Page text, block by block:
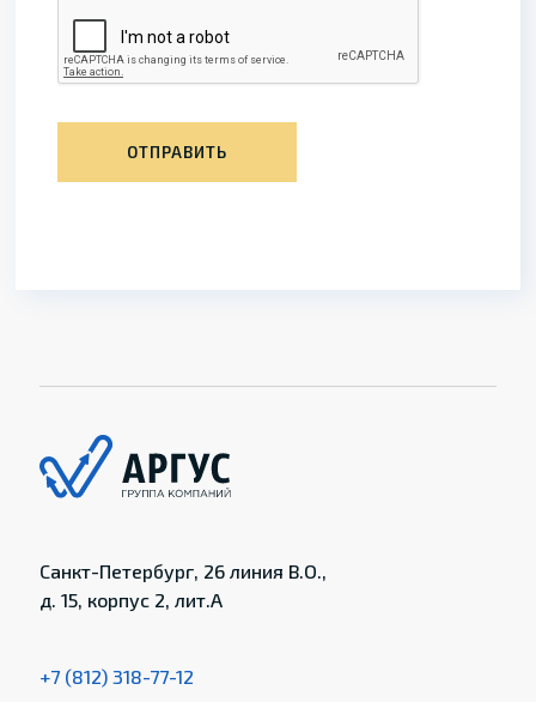
ОТПРАВИТЬ
Санкт-Петербург, 26 линия В.О.,
д. 15, корпус 2, лит.А
+7 (812) 318-77-12